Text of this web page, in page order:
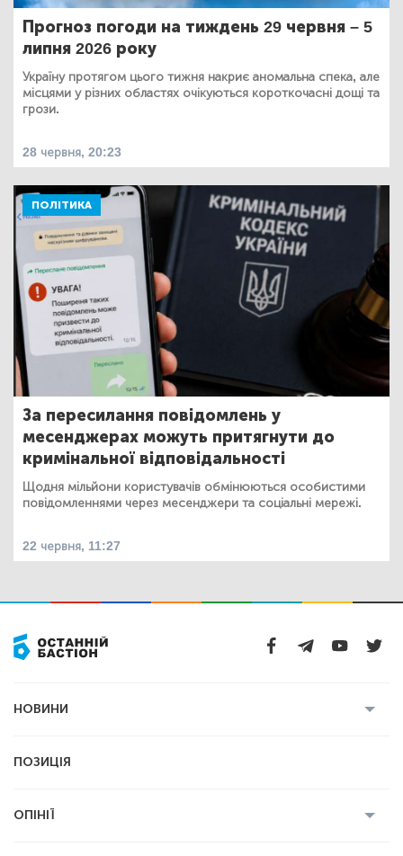
Прогноз погоди на тиждень 29 червня – 5
липня 2026 року
Україну протягом цього тижня накриє аномальна спека, але
місцями у різних областях очікуються короткочасні дощі та
грози.
28 червня, 20:23
ПОЛІТИКА
За пересилання повідомлень у
месенджерах можуть притягнути до
кримінальної відповідальності
Щодня мільйони користувачів обмінюються особистими
повідомленнями через месенджери та соціальні мережі.
22 червня, 11:27
НОВИНИ
Економіка
ПОЗИЦІЯ
ОПІНІЇ